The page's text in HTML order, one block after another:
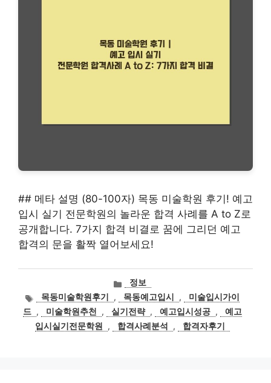
## 메타 설명 (80-100자) 목동 미술학원 후기! 예고
입시 실기 전문학원의 놀라운 합격 사례를 A to Z로
공개합니다. 7가지 합격 비결로 꿈에 그리던 예고
합격의 문을 활짝 열어보세요!
카
테
고
리
정보
태목동미술학원후기 , 목동예고입시 ,
미술입시가이
드 , 미술학원추천 , 실기전략 , 예고입시성공 ,
예고
입시실기전문학원
, 합격사례분석 , 합격자후기